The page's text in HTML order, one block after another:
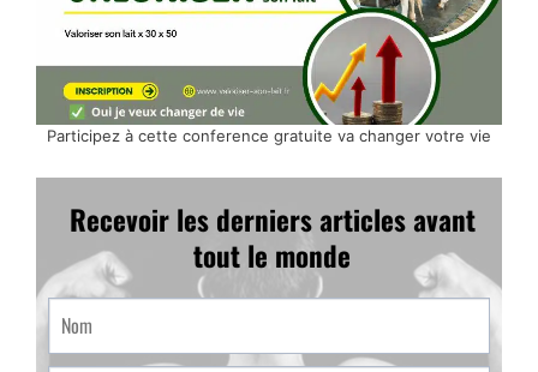
Participez à cette conference gratuite va changer votre vie